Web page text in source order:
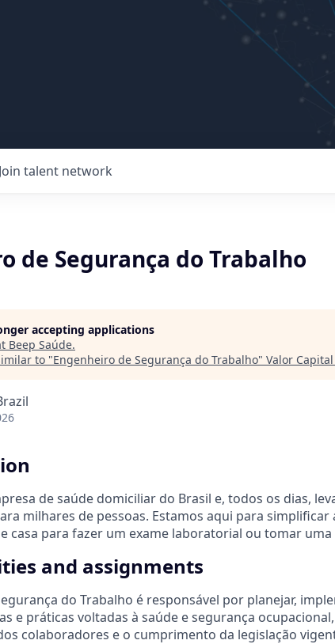
Join talent network
de Segurança do Trabalho
accepting applications
Beep Saúde.
to "Engenheiro de Segurança do Trabalho" Valor
de saúde domiciliar do Brasil e, todos os dias,
milhares de pessoas. Estamos aqui para simplificar
casa para fazer um exame laboratorial ou tomar uma
and assignments
do Trabalho é responsável por planejar,
e práticas voltadas à saúde e segurança
colaboradores e o cumprimento da legislação